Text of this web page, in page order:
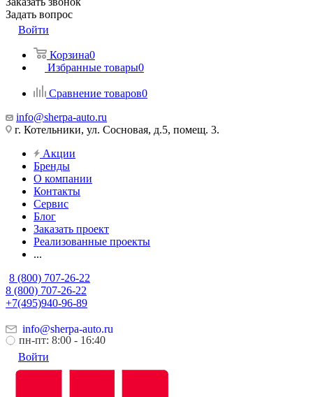
Задать вопрос
Войти
Корзина0
Избранные товары0
Сравнение товаров0
info@sherpa-auto.ru
г. Котельники, ул. Сосновая, д.5, помещ. 3.
Акции
Бренды
О компании
Контакты
Сервис
Блог
Заказать проект
Реализованные проекты
...
8 (800) 707-26-22
8 (800) 707-26-22
+7(495)940-96-89
info@sherpa-auto.ru
пн-пт: 8:00 - 16:40
Войти